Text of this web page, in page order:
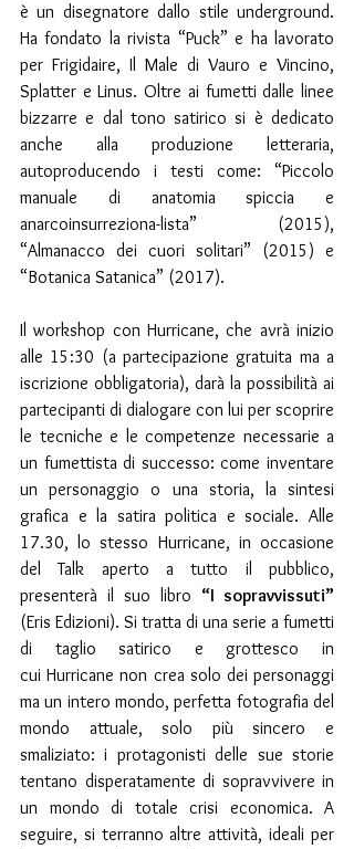
è un disegnatore dallo stile underground.
Ha fondato la rivista “Puck” e ha lavorato
per Frigidaire, Il Male di Vauro e Vincino,
Splatter e Linus. Oltre ai fumetti dalle linee
bizzarre e dal tono satirico si è dedicato
anche alla produzione letteraria,
autoproducendo i testi come: “Piccolo
manuale di anatomia spiccia e
anarcoinsurreziona-lista” (2015),
“Almanacco dei cuori solitari” (2015) e
“Botanica Satanica” (2017).
Il workshop con Hurricane, che avrà inizio
alle 15:30 (a partecipazione gratuita ma a
iscrizione obbligatoria), darà la possibilità ai
partecipanti di dialogare con lui per scoprire
le tecniche e le competenze necessarie a
un fumettista di successo: come inventare
un personaggio o una storia, la sintesi
grafica e la satira politica e sociale. Alle
17.30, lo stesso Hurricane, in occasione
del Talk aperto a tutto il pubblico,
presenterà il suo libro “I sopravvissuti”
(Eris Edizioni). Si tratta di una serie a fumetti
di taglio satirico e grottesco in
cui Hurricane non crea solo dei personaggi
ma un intero mondo, perfetta fotografia del
mondo attuale, solo più sincero e
smaliziato: i protagonisti delle sue storie
tentano disperatamente di sopravvivere in
un mondo di totale crisi economica. A
seguire, si terranno altre attività, ideali per